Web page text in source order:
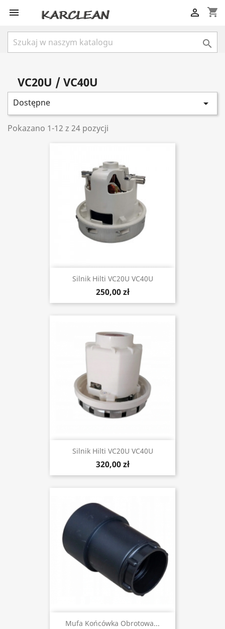
 shopping_cart


VC20U / VC40U
Dostępne 
Pokazano 1-12 z 24 pozycji
Silnik Hilti VC20U VC40U
250,00 zł
Silnik Hilti VC20U VC40U
320,00 zł
Mufa Końcówka Obrotowa...